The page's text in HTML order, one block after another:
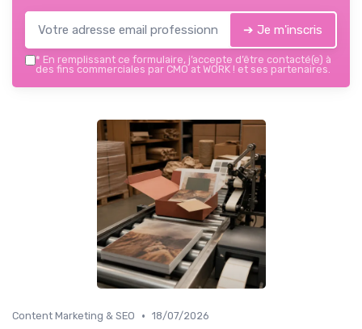
➔ Je m'inscris
* En remplissant ce formulaire, j’accepte d’être contacté(e) à
des fins commerciales par CMO at WORK ! et ses partenaires.
Content Marketing & SEO • 18/07/2026